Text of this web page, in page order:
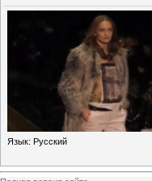
Язык: Русский